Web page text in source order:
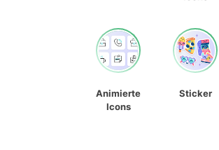
Animierte
Icons
Sticker